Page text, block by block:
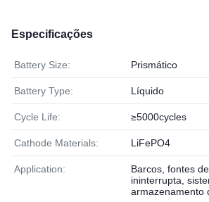
Especificações
Battery Size: Prismático
Battery Type: Líquido
Cycle Life: ≥5000cycles
Cathode Materials: LiFePO4
Application:
Barcos, fontes
ininterrupta,
armazenamento